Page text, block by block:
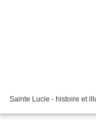
Sainte Lucie - histoire et